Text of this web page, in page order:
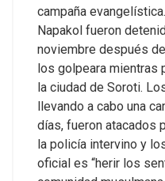
campaña
Napakol fueron
noviembre después
los golpeara mientras
la ciudad de Soroti.
llevando a cabo una
días, fueron atacados
la policía intervino y
oficial es “herir los